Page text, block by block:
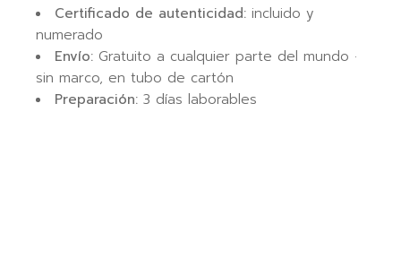
Certificado de autenticidad: incluido y
numerado
Envío: Gratuito a cualquier parte del mundo ·
sin marco, en tubo de cartón
Preparación: 3 días laborables